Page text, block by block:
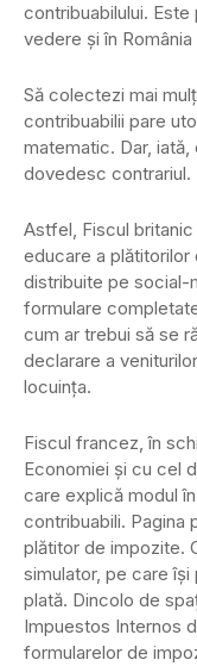
contribuabilului.
vedere și în
Să colectezi mai
contribuabilii pare
matematic. Dar,
dovedesc contrariul.
Astfel, Fiscul
educare a plătitorilor
distribuite pe social-
formulare
cum ar trebui să se
declarare a
locuința.
Fiscul francez, în
Economiei și cu cel
care explică modul
contribuabili. Pagina
plătitor de impozite.
simulator, pe care
plată. Dincolo de
Impuestos Internos
formularelor de